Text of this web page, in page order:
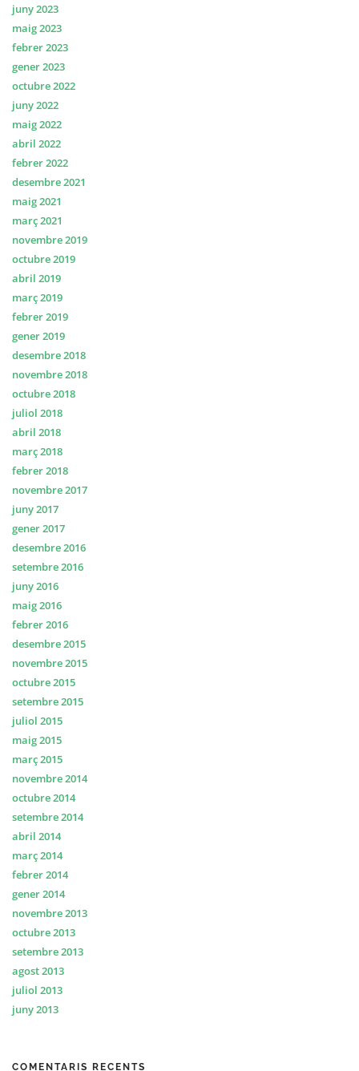
juny 2023
maig 2023
febrer 2023
gener 2023
octubre 2022
juny 2022
maig 2022
abril 2022
febrer 2022
desembre 2021
maig 2021
març 2021
novembre 2019
octubre 2019
abril 2019
març 2019
febrer 2019
gener 2019
desembre 2018
novembre 2018
octubre 2018
juliol 2018
abril 2018
març 2018
febrer 2018
novembre 2017
juny 2017
gener 2017
desembre 2016
setembre 2016
juny 2016
maig 2016
febrer 2016
desembre 2015
novembre 2015
octubre 2015
setembre 2015
juliol 2015
maig 2015
març 2015
novembre 2014
octubre 2014
setembre 2014
abril 2014
març 2014
febrer 2014
gener 2014
novembre 2013
octubre 2013
setembre 2013
agost 2013
juliol 2013
juny 2013
COMENTARIS RECENTS